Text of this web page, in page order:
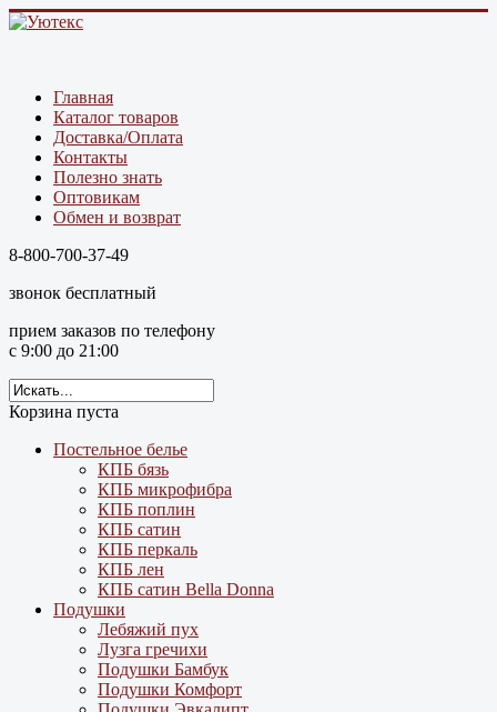
Главная
Каталог товаров
Доставка/Оплата
Контакты
Полезно знать
Оптовикам
Обмен и возврат
8-800-700-37-49
звонок бесплатный
прием заказов по телефону
с 9:00 до 21:00
Корзина пуста
Постельное белье
КПБ бязь
КПБ микрофибра
КПБ поплин
КПБ сатин
КПБ перкаль
КПБ лен
КПБ сатин Bella Donna
Подушки
Лебяжий пух
Лузга гречихи
Подушки Бамбук
Подушки Комфорт